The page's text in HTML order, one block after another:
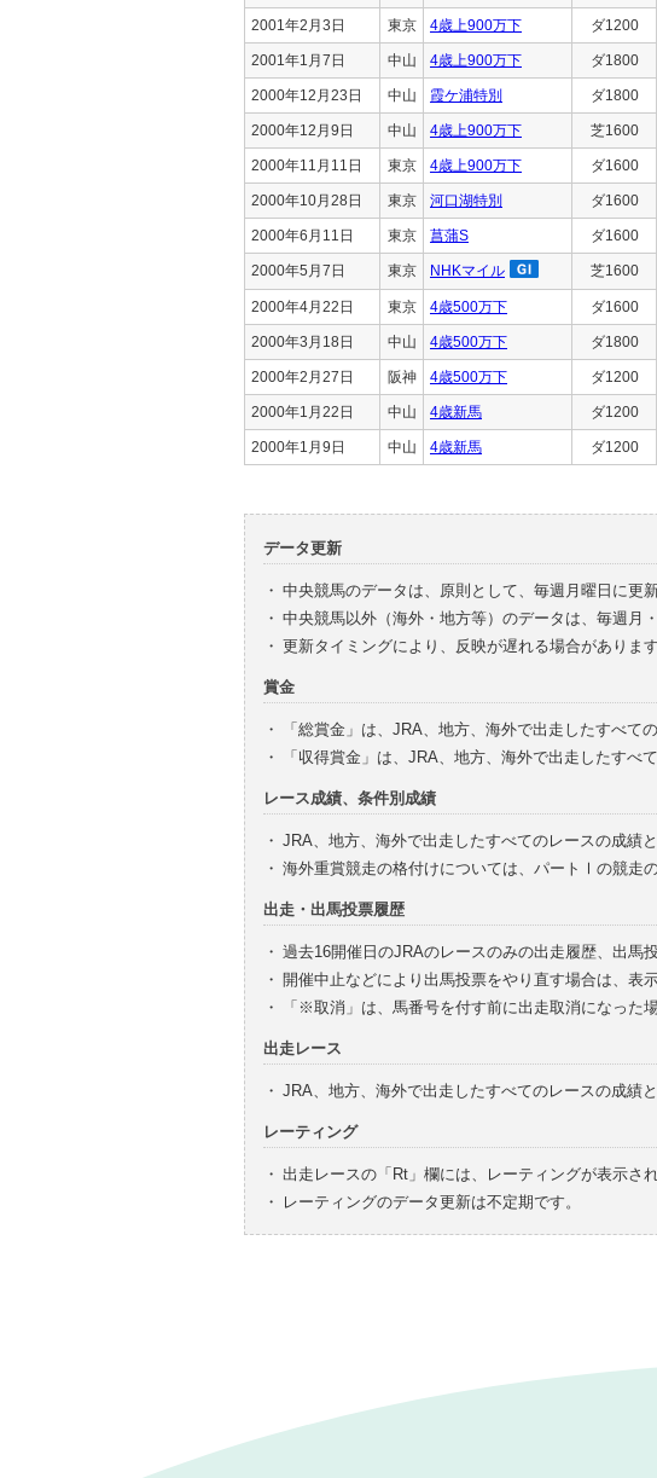
2001年2月3日 東京 4歳上900万下 ダ1200
2001年1月7日 中山 4歳上900万下 ダ1800
2000年12月23日 中山 霞ケ浦特別 ダ1800
2000年12月9日 中山 4歳上900万下 芝1600
2000年11月11日 東京 4歳上900万下 ダ1600
2000年10月28日 東京 河口湖特別 ダ1600
2000年6月11日 東京 菖蒲S ダ1600
2000年5月7日 東京 NHKマイル 芝1600
2000年4月22日 東京 4歳500万下 ダ1600
2000年3月18日 中山 4歳500万下 ダ1800
2000年2月27日 阪神 4歳500万下 ダ1200
2000年1月22日 中山 4歳新馬 ダ1200
2000年1月9日 中山 4歳新馬 ダ1200
データ更新
・ 中央競馬のデータは、原則として、毎週月曜日に更新
・ 中央競馬以外（海外・地方等）のデータは、毎週月
・ 更新タイミングにより、反映が遅れる場合があります
賞金
・
「総賞金」は、JRA、地方、海外で出走したすべて
・
「収得賞金」は、JRA、地方、海外で出走したすべ
レース成績、条件別成績
・ JRA、地方、海外で出走したすべてのレースの成績
・ 海外重賞競走の格付けについては、パートⅠの競走
出走・出馬投票履歴
・ 過去16開催日のJRAのレースのみの出走履歴、出馬
・ 開催中止などにより出馬投票をやり直す場合は、表示
・
「※取消」は、馬番号を付す前に出走取消になった
出走レース
・ JRA、地方、海外で出走したすべてのレースの成績
レーティング
・ 出走レースの「Rt」欄には、レーティングが表示され
・
レーティングのデータ更新は不定期です。